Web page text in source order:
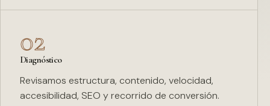
02
Diagnóstico
Revisamos estructura, contenido, velocidad,
accesibilidad, SEO y recorrido de conversión.